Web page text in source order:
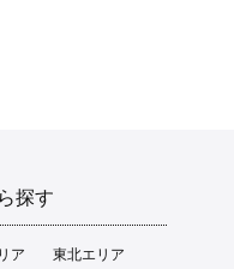
探す
ア 東北エリア